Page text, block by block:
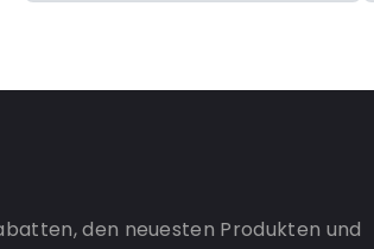
den neuesten Produkten und